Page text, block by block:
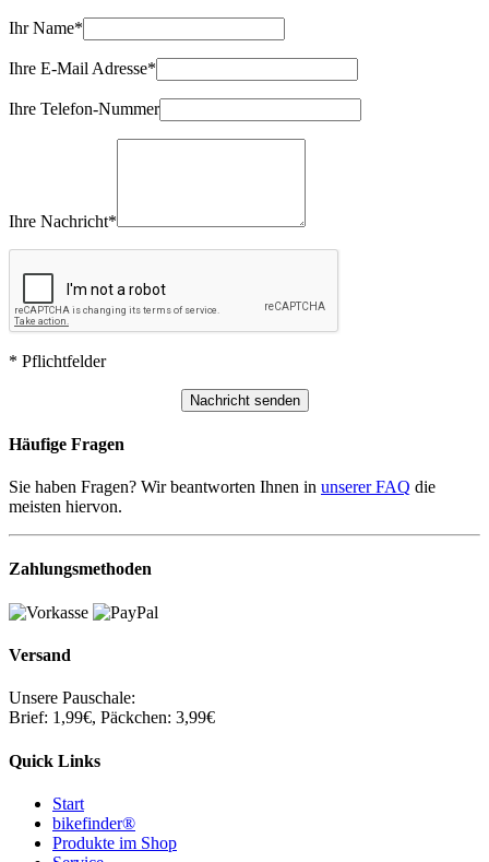
Ihr Name*
Ihre E-Mail Adresse*
Ihre Telefon-Nummer
Ihre Nachricht*
* Pflichtfelder
Häufige Fragen
Sie haben Fragen? Wir beantworten Ihnen in unserer FAQ die
meisten hiervon.
Zahlungsmethoden
Versand
Unsere Pauschale:
Brief: 1,99€, Päckchen: 3,99€
Quick Links
Start
bikefinder®
Produkte im Shop